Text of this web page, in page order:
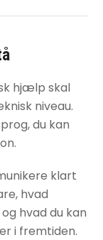
hjælp skal
niveau.
du kan
klart
hvad
hvad du kan
i fremtiden.